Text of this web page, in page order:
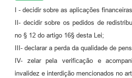
I - decidir sobre as aplicações
II- decidir sobre os pedidos de
no § 12 do artigo 16§ desta Lei;
III- declarar a perda da qualidade de
IV- zelar pela verificação e
invalidez e interdição mencionados no